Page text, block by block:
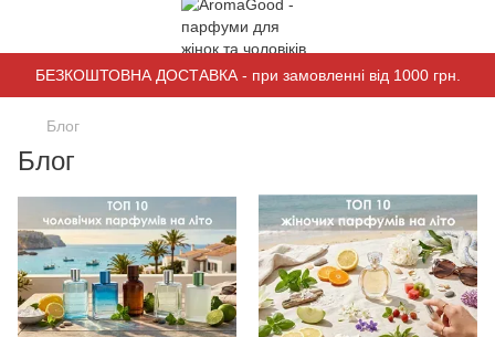
БЕЗКОШТОВНА ДОСТАВКА - при замовленні від 1000 грн.
Блог
Блог